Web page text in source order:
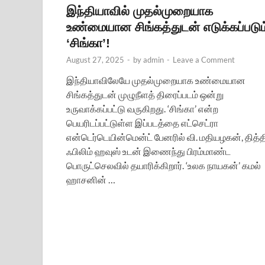
இந்தியாவில் முதல்முறையாக
உண்மையான சிங்கத்துடன்
‘சிங்கா’!
August 27, 2025 - byadmin - Leave a Comment
இந்தியாவிலேயே முதல்முறையாக உண்மையான
சிங்கத்துடன் முழுநீளத் திரைப்படம் ஒன்று
உருவாக்கப்பட்டு வருகிறது. ‘சிங்கா’ என்ற
பெயரிடப்பட்டுள்ள இப்படத்தை எட்செட்ரா
என்டெர்டெயின்மென்ட் பேனரில் வி. மதியழகன்,
ஃபிலிம் ஹவுஸ் உடன் இணைந்து பிரம்மாண்ட
பொருட்செலவில் தயாரிக்கிறார். ‘உலக நாயகன்’ கமல்
ஹாசனின் …